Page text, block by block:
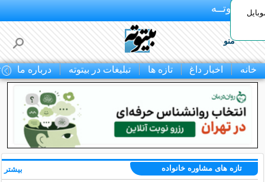
بـیتوتــه
منو
خانه اخبار داغ تازه ها تبلیغات در بیتوته درباره ما
تازه های مشاوره خانواده بیشتر